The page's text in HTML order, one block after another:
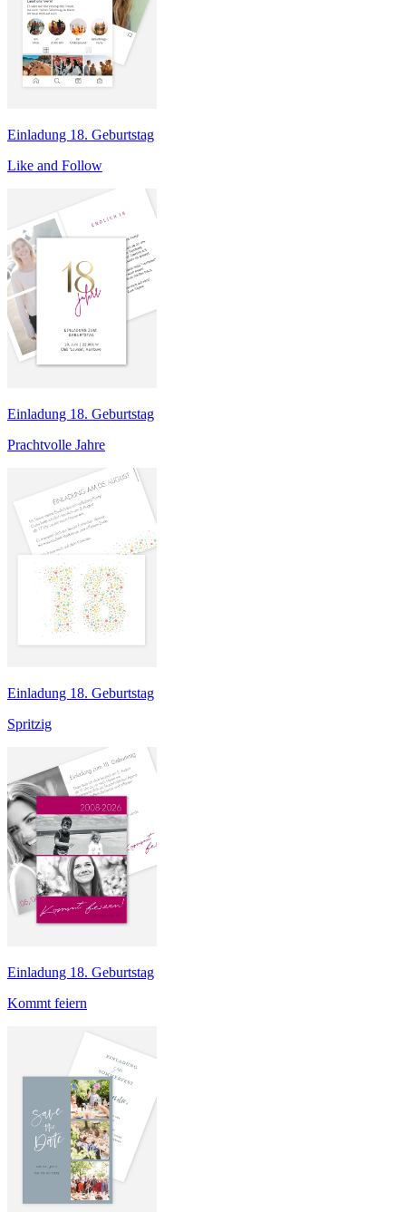
Einladung 18. Geburtstag
Like and Follow
Einladung 18. Geburtstag
Prachtvolle Jahre
Einladung 18. Geburtstag
Spritzig
Einladung 18. Geburtstag
Kommt feiern